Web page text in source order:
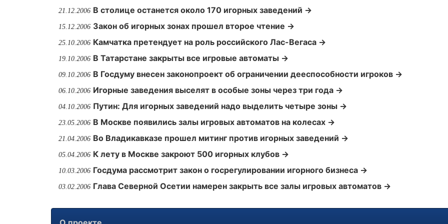
21.12.2006 В столице останется около 170 игорных заведений →
15.12.2006 Закон об игорных зонах прошел второе чтение →
25.10.2006 Камчатка претендует на роль российского Лас-Вегаса →
19.10.2006 В Татарстане закрыты все игровые автоматы →
09.10.2006 В Госдуму внесен законопроект об ограничении дееспособности игроков →
06.10.2006 Игорные заведения выселят в особые зоны через три года →
04.10.2006 Путин: Для игорных заведений надо выделить четыре зоны →
23.05.2006 В Москве появились залы игровых автоматов на колесах →
21.04.2006 Во Владикавказе прошел митинг против игорных заведений →
05.04.2006 К лету в Москве закроют 500 игорных клубов →
10.03.2006 Госдума рассмотрит закон о госрегулировании игорного бизнеса →
03.02.2006 Глава Северной Осетии намерен закрыть все залы игровых автоматов →